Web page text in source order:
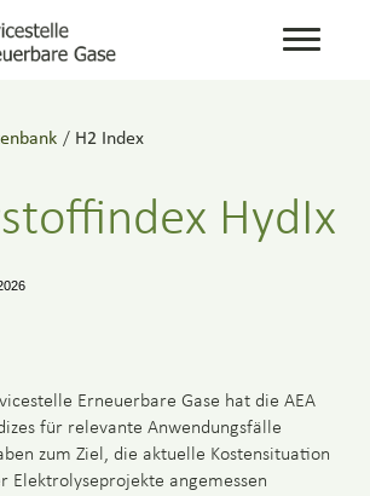
Toggle
/ H2 Index
HydIx
Erneuerbare Gase hat die AEA
für relevante Anwendungsfälle
zum Ziel, die aktuelle Kostensituation
Elektrolyseprojekte angemessen